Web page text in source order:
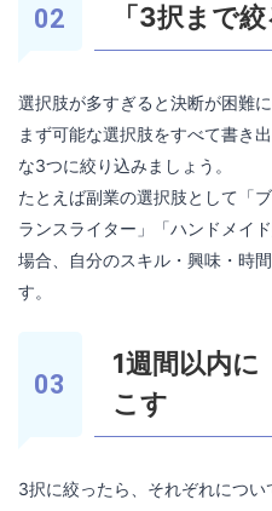
「3択まで
選択肢が多すぎると決断が困難に
まず可能な選択肢をすべて書き
な3つに絞り込みましょう。
たとえば副業の選択肢として「
ランスライター」「ハンドメイ
場合、自分のスキル・興味・時
す。
1週間以内に
こす
3択に絞ったら、それぞれについ